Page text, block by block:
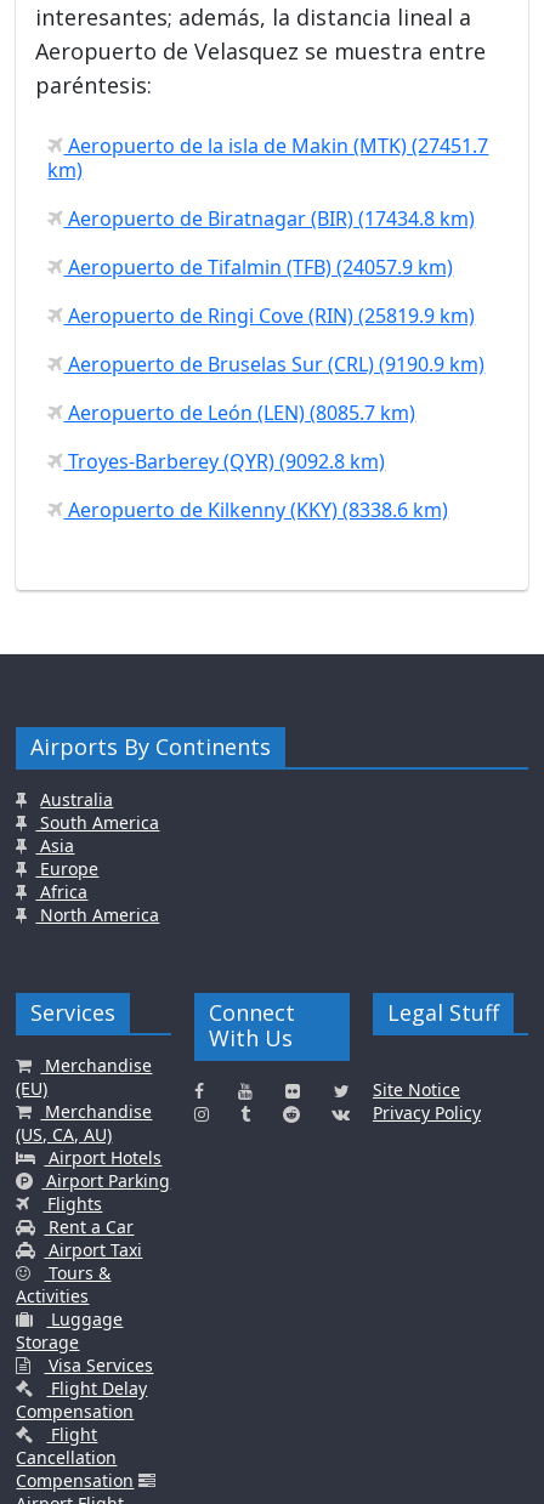
interesantes; además, la distancia lineal a
Aeropuerto de Velasquez se muestra entre
paréntesis:
Aeropuerto de la isla de Makin (MTK) (27451.7
km)
Aeropuerto de Biratnagar (BIR) (17434.8 km)
Aeropuerto de Tifalmin (TFB) (24057.9 km)
Aeropuerto de Ringi Cove (RIN) (25819.9 km)
Aeropuerto de Bruselas Sur (CRL) (9190.9 km)
Aeropuerto de León (LEN) (8085.7 km)
Troyes-Barberey (QYR) (9092.8 km)
Aeropuerto de Kilkenny (KKY) (8338.6 km)
Airports By Continents
Australia
South America
Asia
Europe
Africa
North America
Services
Merchandise
(EU)
Merchandise
(US, CA, AU)
Airport Hotels
Airport Parking
Flights
Rent a Car
Airport Taxi
Tours &
Activities
Luggage
Storage
Visa Services
Flight Delay
Compensation
Flight
Cancellation
Compensation
Connect
With Us
Legal Stuff
Site Notice